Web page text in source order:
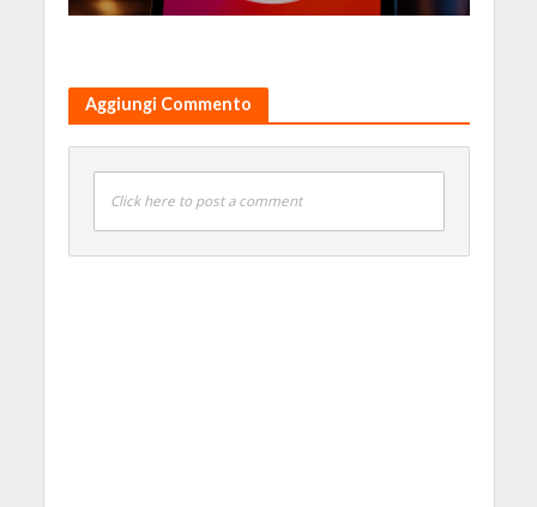
Aggiungi Commento
Click here to post a comment